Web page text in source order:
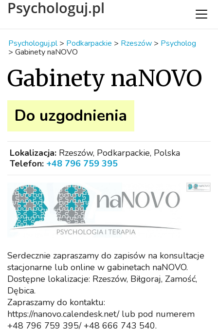
Psychologuj.pl
Psychologuj.pl > Podkarpackie > Rzeszów > Psycholog
> Gabinety naNOVO
Gabinety naNOVO
Do uzgodnienia
Lokalizacja: Rzeszów, Podkarpackie, Polska
Telefon: +48 796 759 395
Serdecznie zapraszamy do zapisów na konsultacje
stacjonarne lub online w gabinetach naNOVO.
Dostępne lokalizacje: Rzeszów, Biłgoraj, Zamość,
Dębica.
Zapraszamy do kontaktu:
https://nanovo.calendesk.net/ lub pod numerem
+48 796 759 395/ +48 666 743 540.